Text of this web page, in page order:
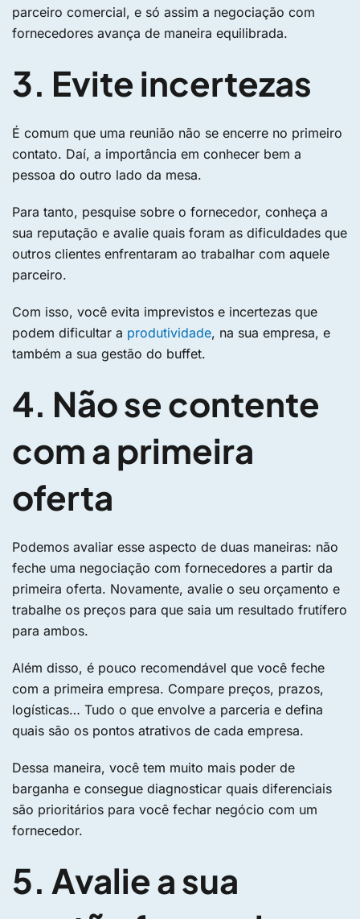
parceiro comercial, e só assim a negociação com
fornecedores avança de maneira equilibrada.
3. Evite incertezas
É comum que uma reunião não se encerre no primeiro
contato. Daí, a importância em conhecer bem a
pessoa do outro lado da mesa.
Para tanto, pesquise sobre o fornecedor, conheça a
sua reputação e avalie quais foram as dificuldades que
outros clientes enfrentaram ao trabalhar com aquele
parceiro.
Com isso, você evita imprevistos e incertezas que
podem dificultar a produtividade, na sua empresa, e
também a sua gestão do buffet.
4. Não se contente
com a primeira
oferta
Podemos avaliar esse aspecto de duas maneiras: não
feche uma negociação com fornecedores a partir da
primeira oferta. Novamente, avalie o seu orçamento e
trabalhe os preços para que saia um resultado frutífero
para ambos.
Além disso, é pouco recomendável que você feche
com a primeira empresa. Compare preços, prazos,
logísticas… Tudo o que envolve a parceria e defina
quais são os pontos atrativos de cada empresa.
Dessa maneira, você tem muito mais poder de
barganha e consegue diagnosticar quais diferenciais
são prioritários para você fechar negócio com um
fornecedor.
5. Avalie a sua